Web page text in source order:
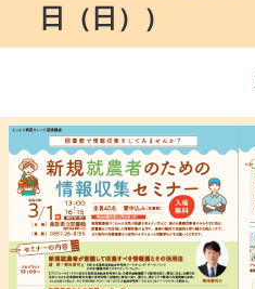
日（日））